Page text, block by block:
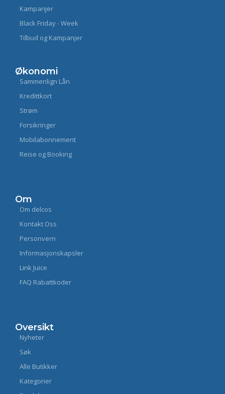
Kampanjer
Black Friday - Week
Tilbud og Kampanjer
Økonomi
Sammenlign Lån
Kredittkort
Strøm
Forsikringer
Mobilabonnement
Reise og Booking
Om
Om delcos
Kontakt Oss
Personvern
Informasjonskapsler
Link Juice
FAQ Rabattkoder
Oversikt
Nyheter
Søk
Alle Butikker
Kategorier